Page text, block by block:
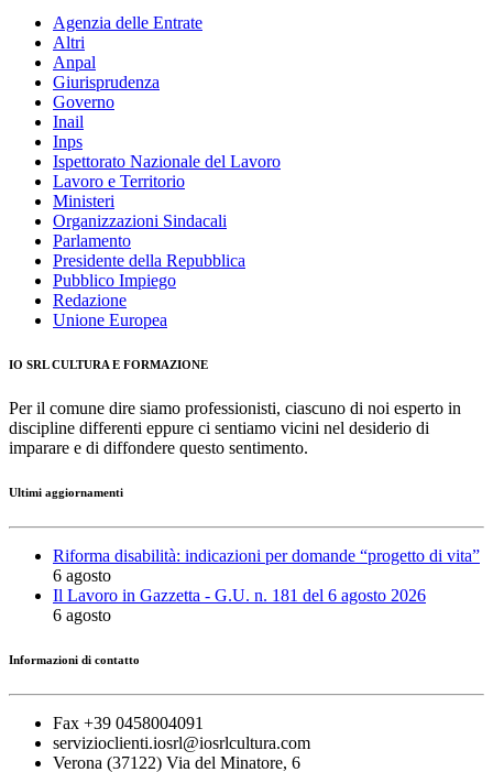
Agenzia delle Entrate
Altri
Anpal
Giurisprudenza
Governo
Inail
Inps
Ispettorato Nazionale del Lavoro
Lavoro e Territorio
Ministeri
Organizzazioni Sindacali
Parlamento
Presidente della Repubblica
Pubblico Impiego
Redazione
Unione Europea
IO SRL CULTURA E FORMAZIONE
Per il comune dire siamo professionisti, ciascuno di noi esperto in
discipline differenti eppure ci sentiamo vicini nel desiderio di
imparare e di diffondere questo sentimento.
Ultimi aggiornamenti
Riforma disabilità: indicazioni per domande “progetto di vita”
6 agosto
Il Lavoro in Gazzetta - G.U. n. 181 del 6 agosto 2026
6 agosto
Informazioni di contatto
Fax +39 0458004091
servizioclienti.iosrl@iosrlcultura.com
Verona (37122) Via del Minatore, 6